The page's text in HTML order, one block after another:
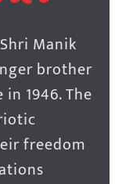
Manik
brother
1946. The
freedom